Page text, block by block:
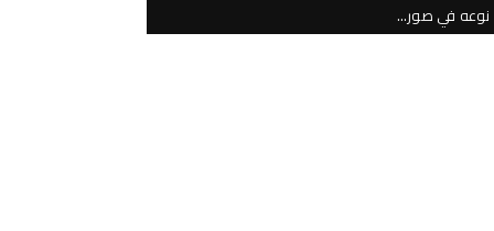
نوعه في صور…